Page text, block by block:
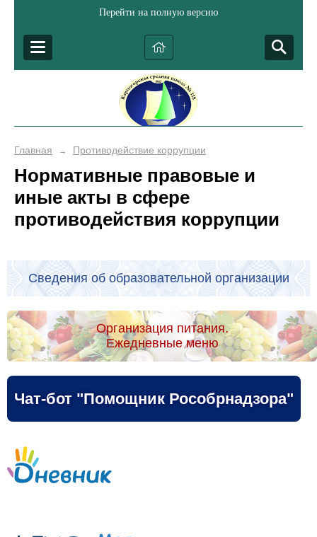
Перейти на полную версию
Главная → Противодействие коррупции
Нормативные правовые и
иные акты в сфере
противодействия коррупции
Сведения об образовательной организации
Организация питания.
Ежедневные меню
Чат-бот "Помощник Рособрнадзора"